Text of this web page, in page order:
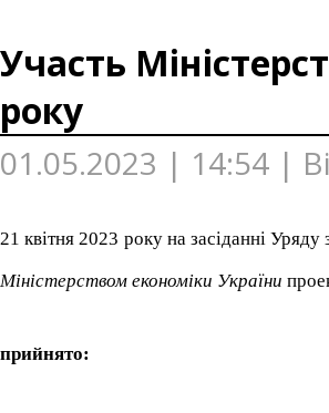
Участь
року
01.05.2023 | 14:54 |
21 квітня 2023 року на засіданні Уряду
Міністерством економіки України
прийнято: